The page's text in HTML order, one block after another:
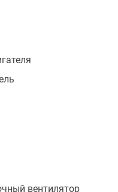
вентилятор